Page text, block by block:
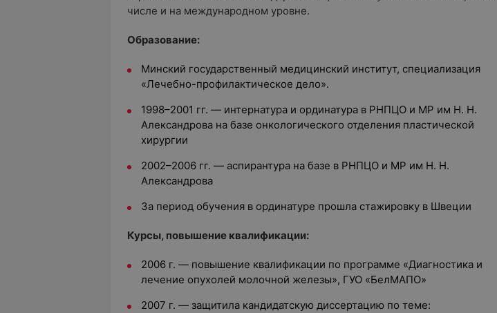
числе и на международном уровне.
Образование:
Минский государственный медицинский институт, специализация
«Лечебно-профилактическое дело».
1998–2001 гг. — интернатура и ординатура в РНПЦО и МР им Н. Н.
Александрова на базе онкологического отделения пластической
хирургии
2002–2006 гг. — аспирантура на базе в РНПЦО и МР им Н. Н.
Александрова
За период обучения в ординатуре прошла стажировку в Швеции
Курсы, повышение квалификации:
2006 г. — повышение квалификации по программе «Диагностика и
лечение опухолей молочной железы», ГУО «БелМАПО»
2007 г. — защитила кандидатскую диссертацию по теме: